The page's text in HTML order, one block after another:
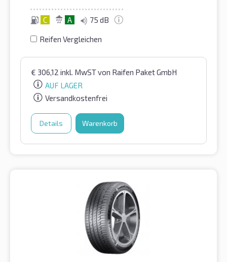
C A 75 dB
Reifen Vergleichen
€ 306,12 inkl. MwSTvon Raifen Paket GmbH
AUF LAGER
Versandkostenfrei
Details Warenkorb